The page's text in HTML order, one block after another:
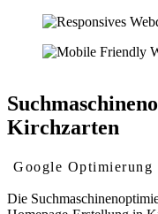
Kirchzarten
Google Optimierung
Die